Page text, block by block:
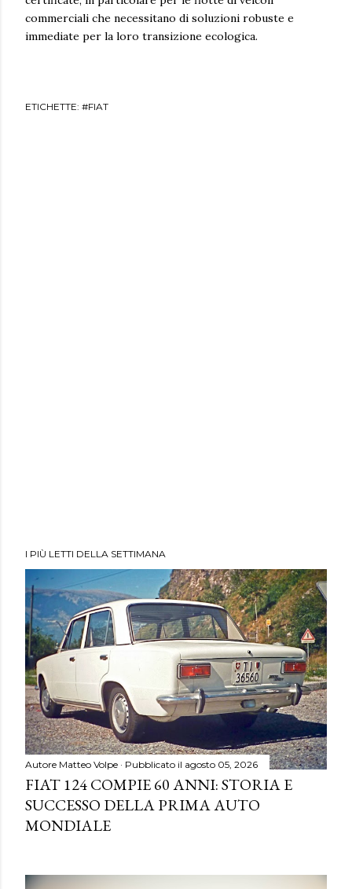
commerciali che necessitano di soluzioni robuste e
immediate per la loro transizione ecologica.
ETICHETTE: #FIAT
I PIÙ LETTI DELLA SETTIMANA
Autore Matteo Volpe Pubblicato il agosto 05, 2026
FIAT 124 COMPIE 60 ANNI: STORIA E
SUCCESSO DELLA PRIMA AUTO
MONDIALE